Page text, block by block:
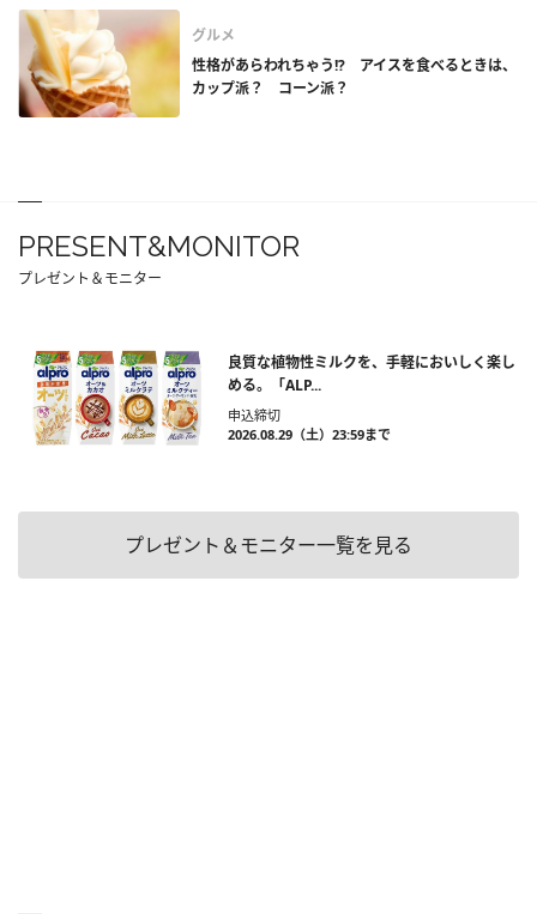
グルメ
性格があらわれちゃう!? アイスを食べるときは、
カップ派？ コーン派？
PRESENT&MONITOR
プレゼント＆モニター
良質な植物性ミルクを、手軽においしく楽し
める。「ALP...
申込締切
2026.08.29（土）23:59まで
プレゼント＆モニター一覧を見る